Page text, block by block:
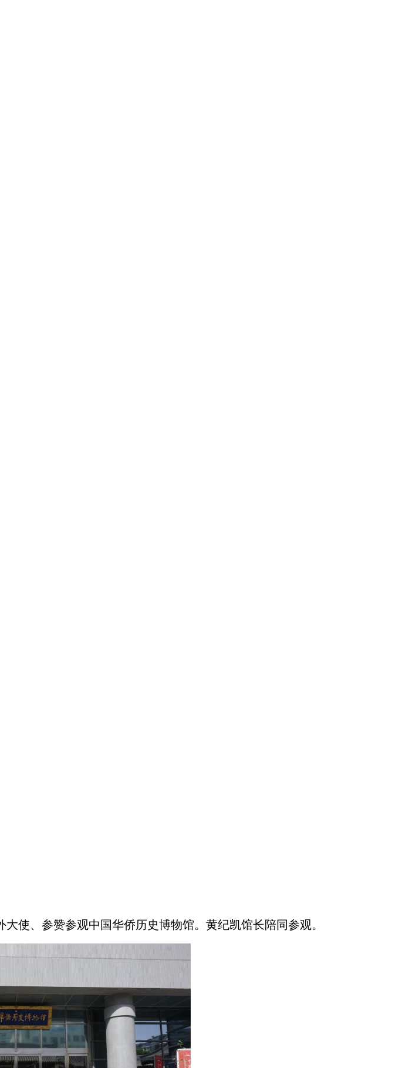
使、参赞参观中国华侨历史博物馆。黄纪凯馆长陪同参观。